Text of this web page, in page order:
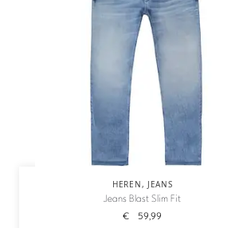
HEREN, JEANS
Jeans Blast Slim Fit
€ 59,99